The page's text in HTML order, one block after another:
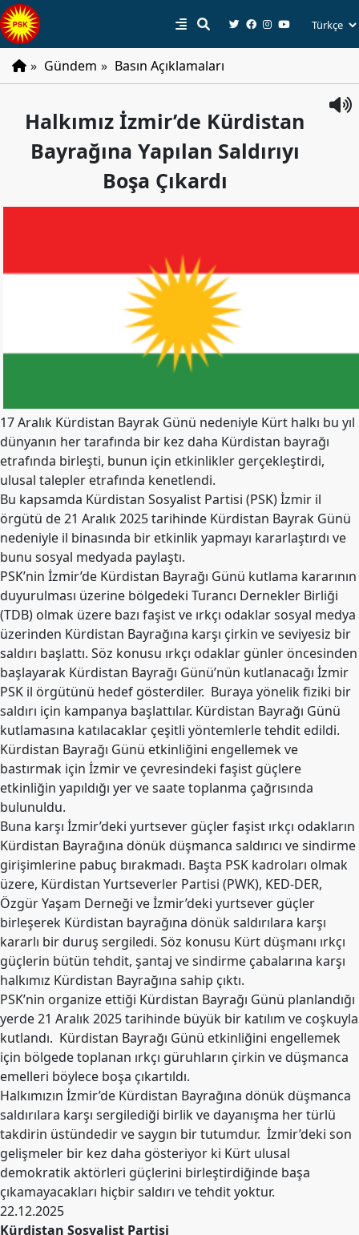
Tarihçe
Parti
Parti
Kadın
Kolları
Parti
Meclisi
İl
Örgütleri
Gençlik
Kolları
GÜNDEM
Basından
Basın
Açıklamaları
Etkinlikler
Ziyaretler
PSK
TV
YAYıNLAR
Broşür
Bültenler
Raporlar
Deklerasyonlar
İLETIŞIM
» Gündem » Basın Açıklamaları
Halkımız İzmir’de Kürdistan
Bayrağına Yapılan Saldırıyı
Boşa Çıkardı
17 Aralık Kürdistan Bayrak Günü nedeniyle Kürt halkı bu yıl
dünyanın her tarafında bir kez daha Kürdistan bayrağı
etrafında birleşti, bunun için etkinlikler gerçekleştirdi,
ulusal talepler etrafında kenetlendi.
Bu kapsamda Kürdistan Sosyalist Partisi (PSK) İzmir il
örgütü de 21 Aralık 2025 tarihinde Kürdistan Bayrak Günü
nedeniyle il binasında bir etkinlik yapmayı kararlaştırdı ve
bunu sosyal medyada paylaştı.
PSK’nin İzmir’de Kürdistan Bayrağı Günü kutlama kararının
duyurulması üzerine bölgedeki Turancı Dernekler Birliği
(TDB) olmak üzere bazı faşist ve ırkçı odaklar sosyal medya
üzerinden Kürdistan Bayrağına karşı çirkin ve seviyesiz bir
saldırı başlattı. Söz konusu ırkçı odaklar günler öncesinden
başlayarak Kürdistan Bayrağı Günü’nün kutlanacağı İzmir
PSK il örgütünü hedef gösterdiler. Buraya yönelik fiziki bir
saldırı için kampanya başlattılar. Kürdistan Bayrağı Günü
kutlamasına katılacaklar çeşitli yöntemlerle tehdit edildi.
Kürdistan Bayrağı Günü etkinliğini engellemek ve
bastırmak için İzmir ve çevresindeki faşist güçlere
etkinliğin yapıldığı yer ve saate toplanma çağrısında
bulunuldu.
Buna karşı İzmir’deki yurtsever güçler faşist ırkçı odakların
Kürdistan Bayrağına dönük düşmanca saldırıcı ve sindirme
girişimlerine pabuç bırakmadı. Başta PSK kadroları olmak
üzere, Kürdistan Yurtseverler Partisi (PWK), KED-DER,
Özgür Yaşam Derneği ve İzmir’deki yurtsever güçler
birleşerek Kürdistan bayrağına dönük saldırılara karşı
kararlı bir duruş sergiledi. Söz konusu Kürt düşmanı ırkçı
güçlerin bütün tehdit, şantaj ve sindirme çabalarına karşı
halkımız Kürdistan Bayrağına sahip çıktı.
PSK’nin organize ettiği Kürdistan Bayrağı Günü planlandığı
yerde 21 Aralık 2025 tarihinde büyük bir katılım ve coşkuyla
kutlandı. Kürdistan Bayrağı Günü etkinliğini engellemek
için bölgede toplanan ırkçı güruhların çirkin ve düşmanca
emelleri böylece boşa çıkartıldı.
Halkımızın İzmir’de Kürdistan Bayrağına dönük düşmanca
saldırılara karşı sergilediği birlik ve dayanışma her türlü
takdirin üstündedir ve saygın bir tutumdur. İzmir’deki son
gelişmeler bir kez daha gösteriyor ki Kürt ulusal
demokratik aktörleri güçlerini birleştirdiğinde başa
çıkamayacakları hiçbir saldırı ve tehdit yoktur.
22.12.2025
Kürdistan Sosyalist Partisi